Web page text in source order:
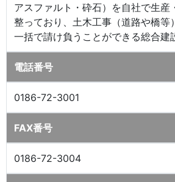
アスファルト・砕石）を自社で生産
整っており、土木工事（道路や橋等
一括で請け負うことができる総合建
電話番号
0186-72-3001
FAX番号
0186-72-3004